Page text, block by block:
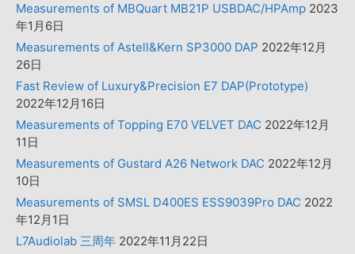
Measurements of MBQuart MB21P USBDAC/HPAmp 2023
年1月6日
Measurements of Astell&Kern SP3000 DAP 2022年12月
26日
Fast Review of Luxury&Precision E7 DAP(Prototype)
2022年12月16日
Measurements of Topping E70 VELVET DAC 2022年12月
11日
Measurements of Gustard A26 Network DAC 2022年12月
10日
Measurements of SMSL D400ES ESS9039Pro DAC 2022
年12月1日
L7Audiolab 三周年 2022年11月22日